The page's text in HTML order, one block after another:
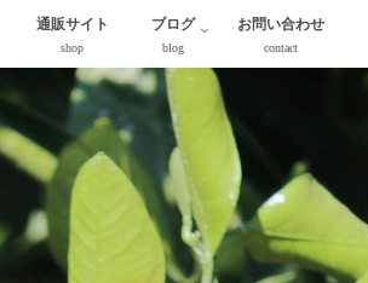
通販サイト
shop
ブログ
blog
お問い合わせ
contact